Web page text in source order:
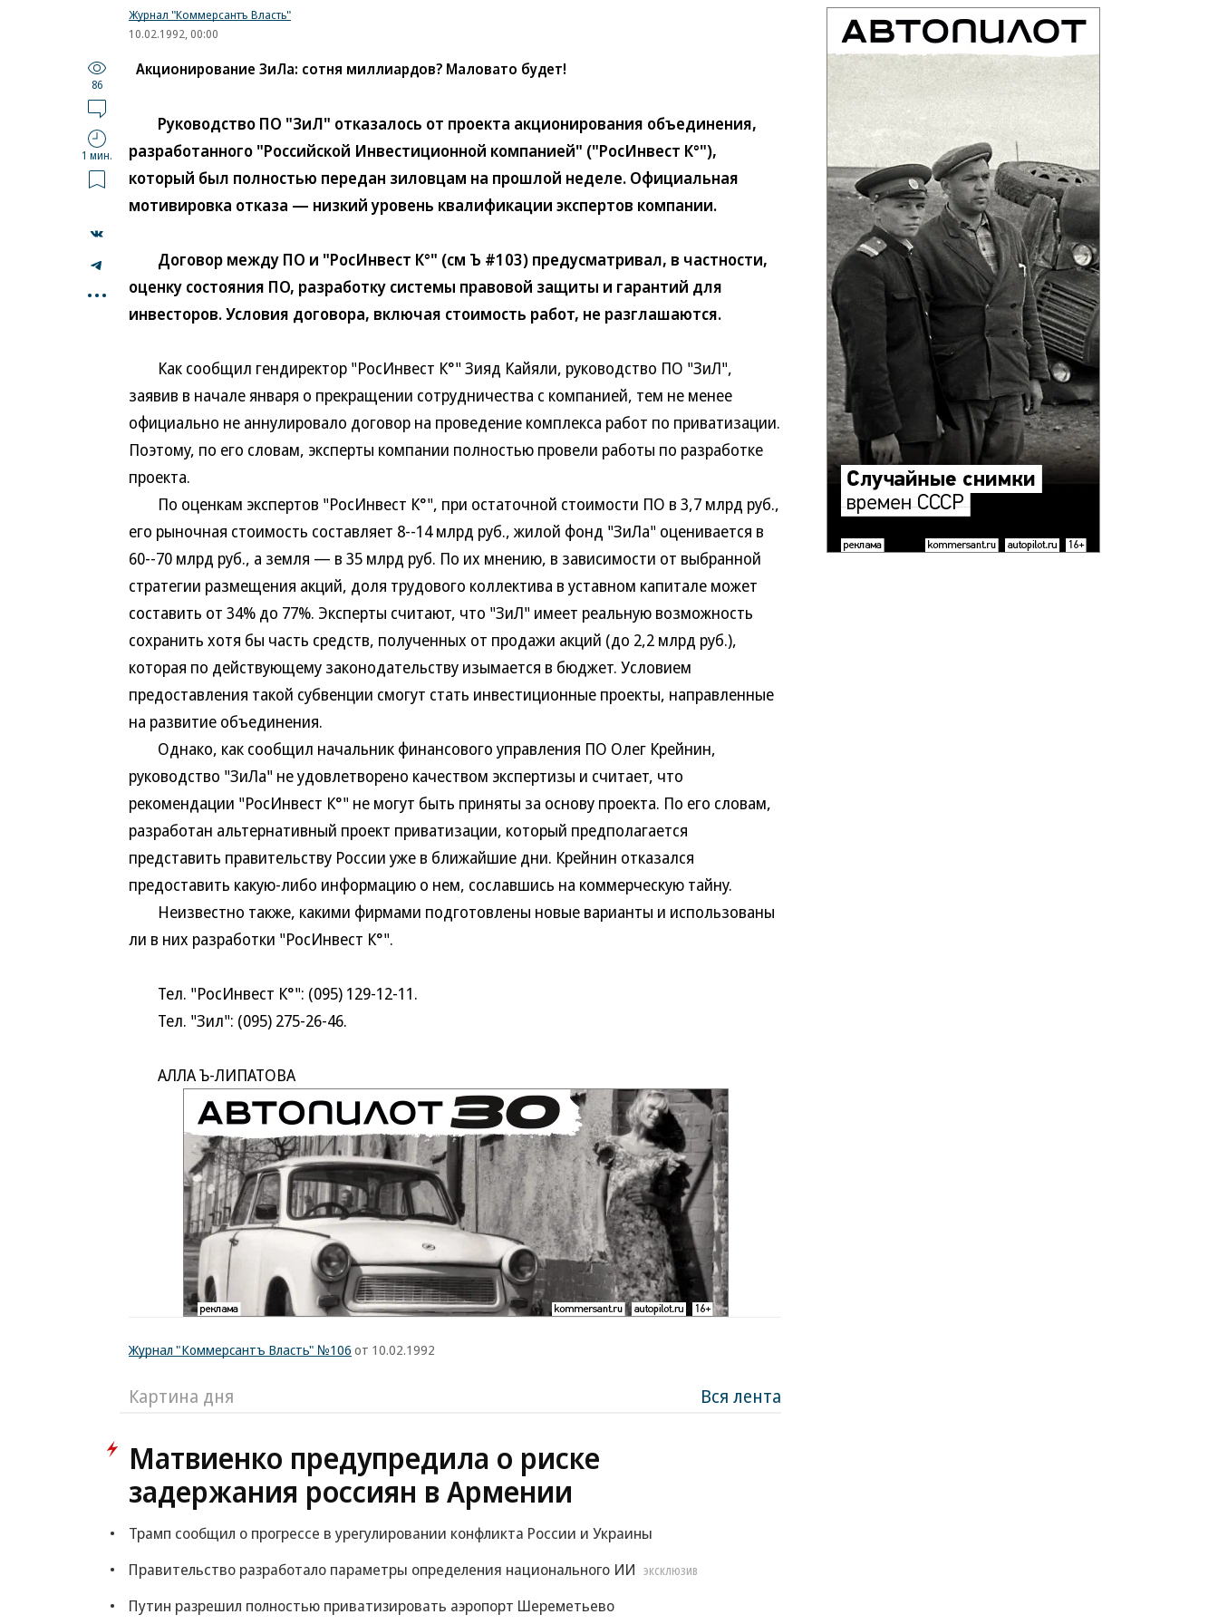
Журнал "Коммерсантъ Власть"
10.02.1992, 00:00
86
1 мин.
...
Акционирование ЗиЛа: сотня миллиардов? Маловато будет!
Руководство ПО "ЗиЛ" отказалось от проекта акционирования объединения,
разработанного "Российской Инвестиционной компанией" ("РосИнвест К°"),
который был полностью передан зиловцам на прошлой неделе. Официальная
мотивировка отказа — низкий уровень квалификации экспертов компании.
Договор между ПО и "РосИнвест К°" (см Ъ #103) предусматривал, в частности,
оценку состояния ПО, разработку системы правовой защиты и гарантий для
инвесторов. Условия договора, включая стоимость работ, не разглашаются.
Как сообщил гендиректор "РосИнвест К°" Зияд Кайяли, руководство ПО "ЗиЛ",
заявив в начале января о прекращении сотрудничества с компанией, тем не менее
официально не аннулировало договор на проведение комплекса работ по приватизации.
Поэтому, по его словам, эксперты компании полностью провели работы по разработке
проекта.
По оценкам экспертов "РосИнвест К°", при остаточной стоимости ПО в 3,7 млрд руб.,
его рыночная стоимость составляет 8--14 млрд руб., жилой фонд "ЗиЛа" оценивается в
60--70 млрд руб., а земля — в 35 млрд руб. По их мнению, в зависимости от выбранной
стратегии размещения акций, доля трудового коллектива в уставном капитале может
составить от 34% до 77%. Эксперты считают, что "ЗиЛ" имеет реальную возможность
сохранить хотя бы часть средств, полученных от продажи акций (до 2,2 млрд руб.),
которая по действующему законодательству изымается в бюджет. Условием
предоставления такой субвенции смогут стать инвестиционные проекты, направленные
на развитие объединения.
Однако, как сообщил начальник финансового управления ПО Олег Крейнин,
руководство "ЗиЛа" не удовлетворено качеством экспертизы и считает, что
рекомендации "РосИнвест К°" не могут быть приняты за основу проекта. По его словам,
разработан альтернативный проект приватизации, который предполагается
представить правительству России уже в ближайшие дни. Крейнин отказался
предоставить какую-либо информацию о нем, сославшись на коммерческую тайну.
Неизвестно также, какими фирмами подготовлены новые варианты и использованы
ли в них разработки "РосИнвест К°".
Тел. "РосИнвест К°": (095) 129-12-11.
Тел. "Зил": (095) 275-26-46.
АЛЛА Ъ-ЛИПАТОВА
Журнал "Коммерсантъ Власть" №106 от 10.02.1992
Картина дня Вся лента
Матвиенко предупредила о риске
задержания россиян в Армении
Трамп сообщил о прогрессе в урегулировании конфликта России и Украины
Правительство разработало параметры определения национального ИИ
ЭКСКЛЮЗИВ
Путин разрешил полностью приватизировать аэропорт Шереметьево